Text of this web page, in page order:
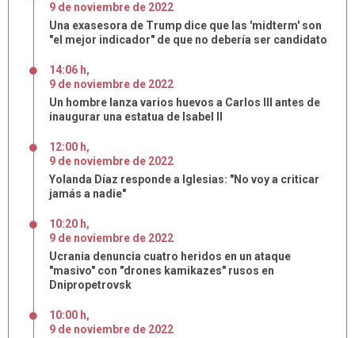
9 de noviembre de 2022
Una exasesora de Trump dice que las 'midterm' son
"el mejor indicador" de que no debería ser candidato
14:06 h,
9 de noviembre de 2022
Un hombre lanza varios huevos a Carlos III antes de
inaugurar una estatua de Isabel II
12:00 h,
9 de noviembre de 2022
Yolanda Díaz responde a Iglesias: "No voy a criticar
jamás a nadie"
10:20 h,
9 de noviembre de 2022
Ucrania denuncia cuatro heridos en un ataque
"masivo" con "drones kamikazes" rusos en
Dnipropetrovsk
10:00 h,
9 de noviembre de 2022